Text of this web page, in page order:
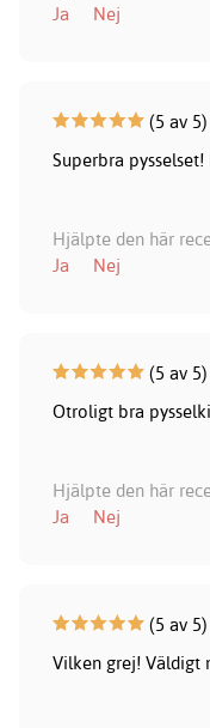
Ja
Nej
(5 av 5)
Superbra
Hjälpte den här
Ja
Nej
(5 av 5)
Otroligt bra
Hjälpte den här
Ja
Nej
(5 av 5)
Vilken grej! Väldigt